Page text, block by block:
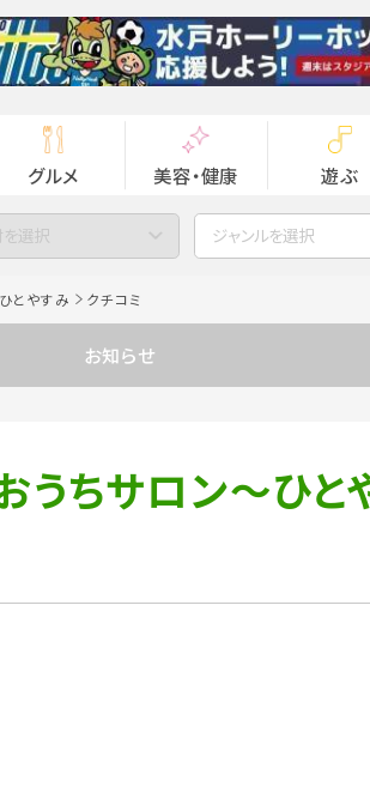
グルメ 美容・健康 遊ぶ
選択 ジャンルを選択
とやすみ クチコミ
お知らせ
うちサロン～ひと